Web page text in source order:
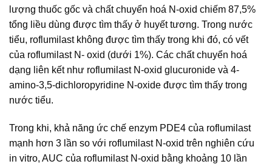
lượng thuốc gốc và chất chuyển hoá N-oxid chiếm 87,5%
tổng liều dùng được tìm thấy ở huyết tương. Trong nước
tiểu, roflumilast không được tìm thấy trong khi đó, có vết
của roflumilast N- oxid (dưới 1%). Các chất chuyển hoá
dạng liên kết như roflumilast N-oxid glucuronide và 4-
amino-3,5-dichloropyridine N-oxide được tìm thấy trong
nước tiểu.
Trong khi, khả năng ức chế enzym PDE4 của roflumilast
mạnh hơn 3 lần so với roflumilast N-oxid trên nghiên cứu
in vitro, AUC của roflumilast N-oxid bằng khoảng 10 lần